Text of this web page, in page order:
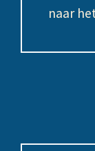
naar